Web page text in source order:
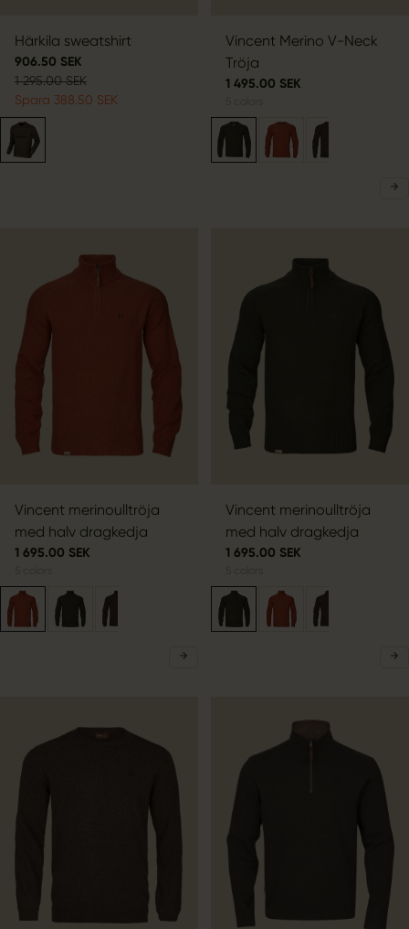
Härkila sweatshirt
906.50 SEK
1 295.00 SEK
Spara 388.50 SEK
Vincent Merino V-Neck
Tröja
1 495.00 SEK
Vincent merinoulltröja
med halv dragkedja
1 695.00 SEK
Vincent merinoulltröja
med halv dragkedja
1 695.00 SEK